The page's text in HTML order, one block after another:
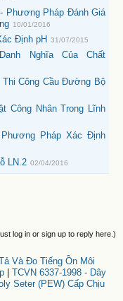
Phương Pháp Đánh Giá
10/01/2016
Định pH 31/07/2015
Nghĩa Của Chất
Thi Công Cầu Đường Bộ
Công Nhân Trong Lĩnh
Pháp Xác Định
LN.2 02/04/2016
log in or sign up to reply here.)
Và Đo Tiếng Ồn Môi
| TCVN 6337-1998 - Dây
Seter (PEW) Cấp Chịu